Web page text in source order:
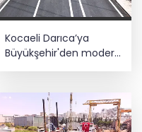
Kocaeli Darıca’ya
Büyükşehir'den modern